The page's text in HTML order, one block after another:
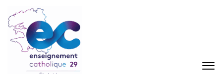
au
contenu
(Pressez
Entrée)